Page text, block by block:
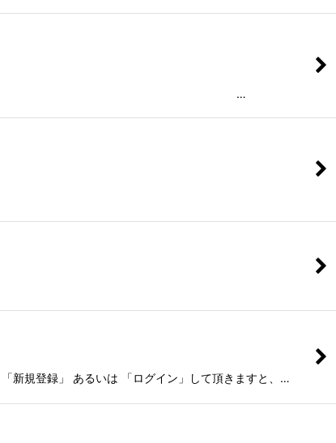
よりの直送品となります。 …
ございます。
規登録」 あるいは 「ログイン」して頂きますと、…